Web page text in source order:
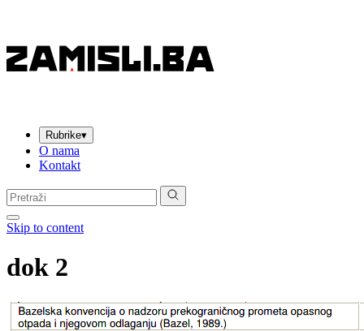
Rubrike▾
O nama
Kontakt
Pretraga:
Skip to content
dok 2